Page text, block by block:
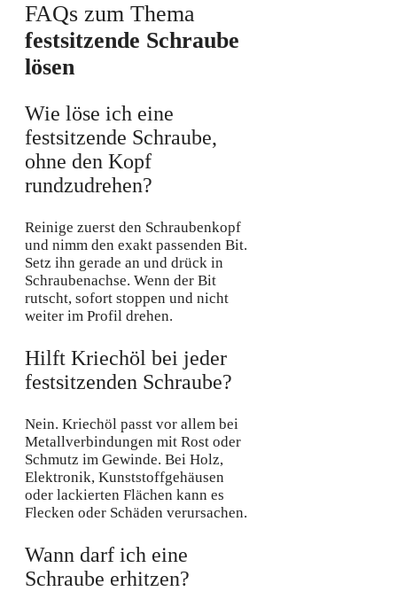
FAQs zum Thema
festsitzende Schraube
lösen
Wie löse ich eine
festsitzende Schraube,
ohne den Kopf
rundzudrehen?
Reinige zuerst den Schraubenkopf
und nimm den exakt passenden Bit.
Setz ihn gerade an und drück in
Schraubenachse. Wenn der Bit
rutscht, sofort stoppen und nicht
weiter im Profil drehen.
Hilft Kriechöl bei jeder
festsitzenden Schraube?
Nein. Kriechöl passt vor allem bei
Metallverbindungen mit Rost oder
Schmutz im Gewinde. Bei Holz,
Elektronik, Kunststoffgehäusen
oder lackierten Flächen kann es
Flecken oder Schäden verursachen.
Wann darf ich eine
Schraube erhitzen?